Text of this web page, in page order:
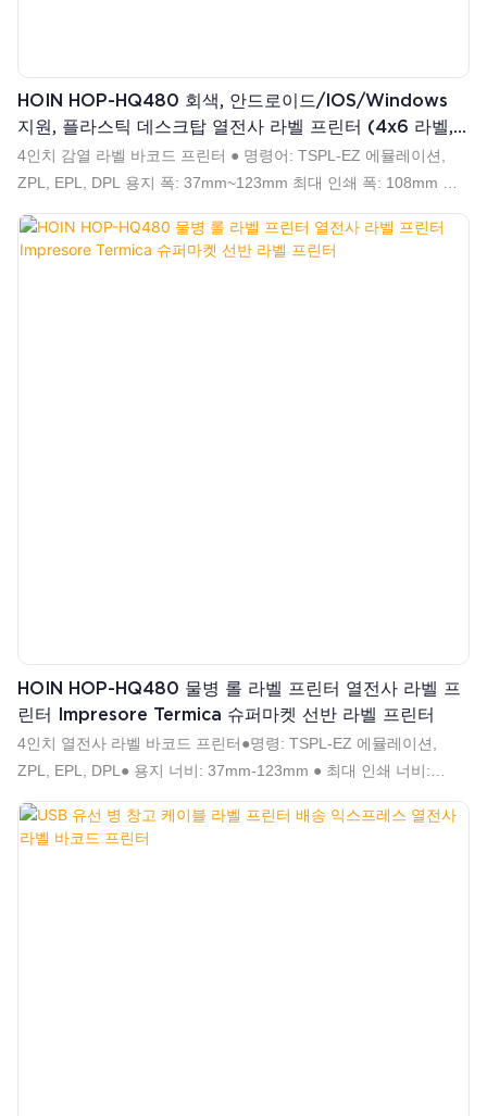
HOIN HOP-HQ480 회색, 안드로이드/iOS/Windows
지원, 플라스틱 데스크탑 열전사 라벨 프린터 (4x6 라벨,
바코드 프린터)
4인치 감열 라벨 바코드 프린터 ● 명령어: TSPL-EZ 에뮬레이션,
ZPL, EPL, DPL 용지 폭: 37mm~123mm 최대 인쇄 폭: 108mm 최
대 용지 직경: 125mm 1D 및 2D 바코드 인쇄 지원 시리얼 시퀀스 지
원 최대 인쇄 속도: 152mm/s (6인치/s) 해상도: 203DPI Dlabel,
Nicelabel 등 소프트웨어 지원
HOIN HOP-HQ480 물병 롤 라벨 프린터 열전사 라벨 프
린터 Impresore Termica 슈퍼마켓 선반 라벨 프린터
4인치 열전사 라벨 바코드 프린터●명령: TSPL-EZ 에뮬레이션,
ZPL, EPL, DPL● 용지 너비: 37mm-123mm ● 최대 인쇄 너비:
108mm ● 최대 용지 직경: 125mm● 1D 2D 바코드 인쇄 지원● 직렬
시퀀스 지원● 고속 152mm/s(6인치/s)(최대)